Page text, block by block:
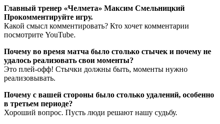
Главный тренер «Челмета» Максим Смельницкий
Прокомментируйте игру.
Какой смысл комментировать? Кто хочет комментарии
посмотрите YouTube.
Почему во время матча было столько стычек и почему не
удалось реализовать свои моменты?
Это плей-офф! Стычки должны быть, моменты нужно
реализовывать.
Почему с вашей стороны было столько удалений, особенно
в третьем периоде?
Хороший вопрос. Пусть люди решают нашу судьбу.